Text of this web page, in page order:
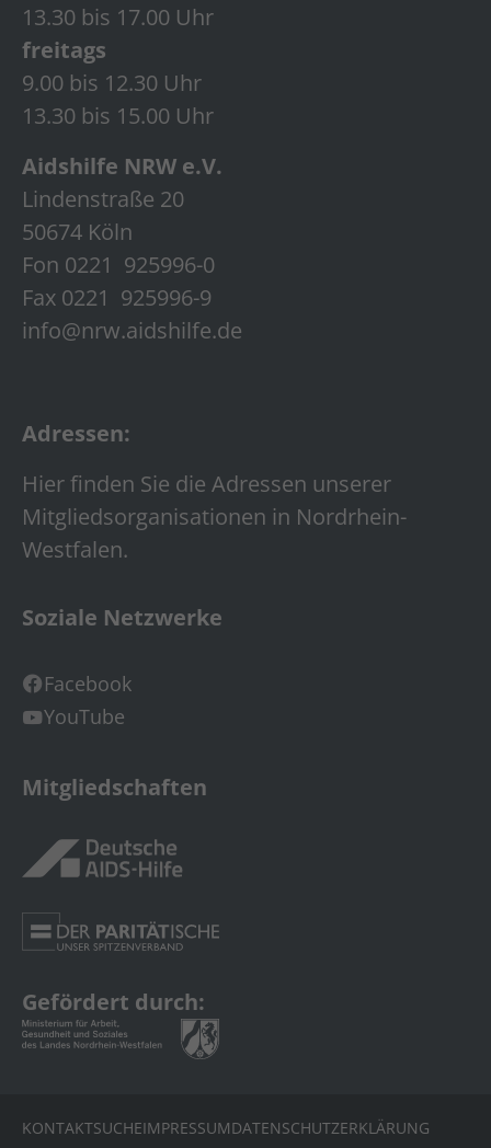
13.30 bis 17.00 Uhr
freitags
9.00 bis 12.30 Uhr
13.30 bis 15.00 Uhr
Aidshilfe NRW e.V.
Lindenstraße 20
50674 Köln
Fon 0221 925996-0
Fax 0221 925996-9
info@nrw.aidshilfe.de
Adressen:
Hier finden Sie die Adressen unserer
Mitgliedsorganisationen in Nordrhein-
Westfalen.
Soziale Netzwerke
Facebook
YouTube
Mitgliedschaften
Gefördert durch:
KONTAKTSUCHEIMPRESSUMDATENSCHUTZERKLÄRUNG